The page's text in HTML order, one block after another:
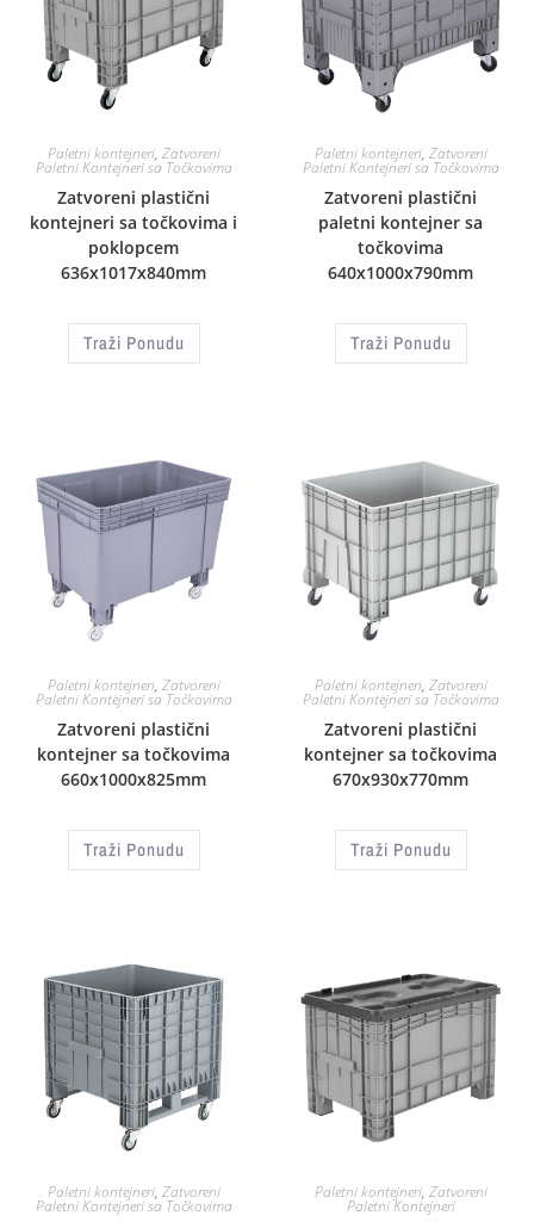
Paletni kontejneri, Zatvoreni
Paletni Kontejneri sa Točkovima
Zatvoreni plastični
kontejneri sa točkovima i
poklopcem
636x1017x840mm
Traži Ponudu
Paletni kontejneri, Zatvoreni
Paletni Kontejneri sa Točkovima
Zatvoreni plastični
paletni kontejner sa
točkovima
640x1000x790mm
Traži Ponudu
Paletni kontejneri, Zatvoreni
Paletni Kontejneri sa Točkovima
Zatvoreni plastični
kontejner sa točkovima
660x1000x825mm
Traži Ponudu
Paletni kontejneri, Zatvoreni
Paletni Kontejneri sa Točkovima
Zatvoreni plastični
kontejner sa točkovima
670x930x770mm
Traži Ponudu
Paletni kontejneri, Zatvoreni
Paletni Kontejneri sa Točkovima
Paletni kontejneri, Zatvoreni
Paletni Kontejneri